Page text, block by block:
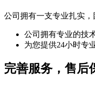
公司拥有一支专业扎实
公司拥有专业的技
为您提供24小时专
完善服务，售后